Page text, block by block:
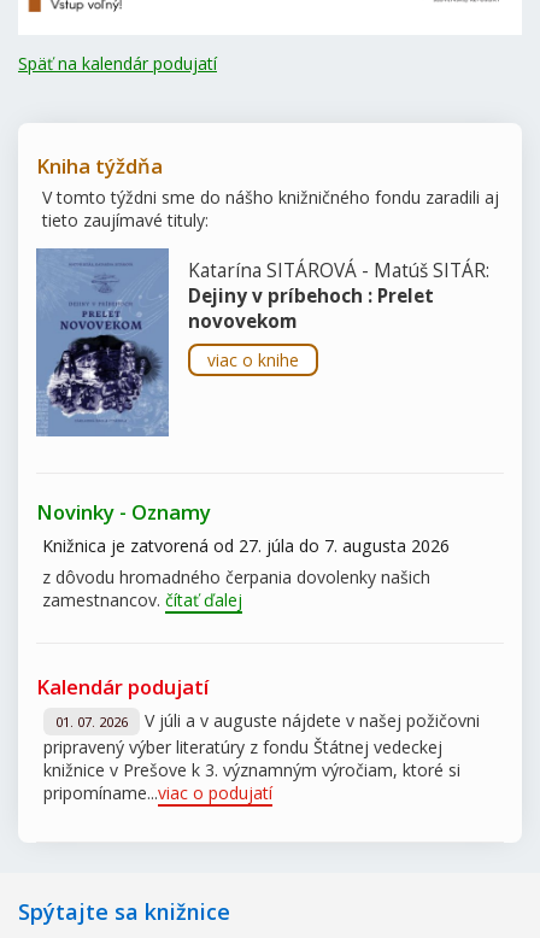
Späť na kalendár podujatí
Kniha týždňa
V tomto týždni sme do nášho knižničného fondu zaradili aj
tieto zaujímavé tituly:
Katarína SITÁROVÁ - Matúš SITÁR:
Dejiny v príbehoch : Prelet
novovekom
viac o knihe
Novinky - Oznamy
Knižnica je zatvorená od 27. júla do 7. augusta 2026
z dôvodu hromadného čerpania dovolenky našich
zamestnancov. čítať ďalej
Kalendár podujatí
01. 07. 2026
V júli a v auguste nájdete v našej požičovni
pripravený výber literatúry z fondu Štátnej vedeckej
knižnice v Prešove k 3. významným výročiam, ktoré si
pripomíname...viac o podujatí
Spýtajte sa knižnice